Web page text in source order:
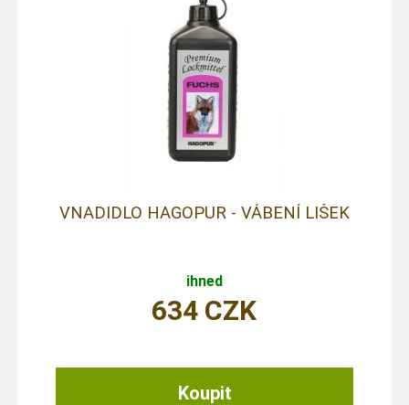
VNADIDLO HAGOPUR - VÁBENÍ LIŠEK
ihned
634 CZK